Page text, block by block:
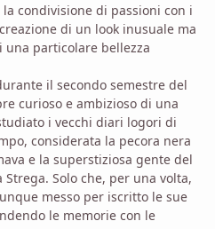
condivisione di passioni con i
di un look inusuale ma
una particolare bellezza
il secondo semestre del
curioso e ambizioso di una
i vecchi diari logori di
considerata la pecora nera
e la superstiziosa gente del
Solo che, per una volta,
messo per iscritto le sue
le memorie con le